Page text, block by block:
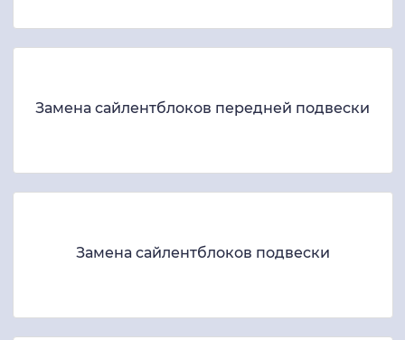
Замена сайлентблоков передней подвески
Замена сайлентблоков подвески